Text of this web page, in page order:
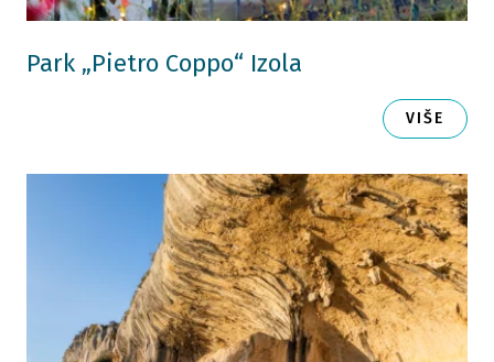
Park „Pietro Coppo“ Izola
VIŠE